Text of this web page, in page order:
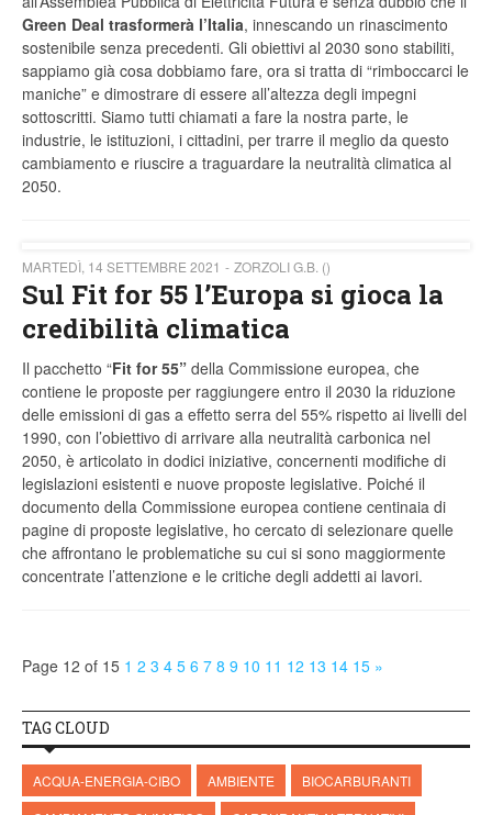
Green Deal trasformerà l’Italia, innescando un rinascimento
sostenibile senza precedenti. Gli obiettivi al 2030 sono stabiliti,
sappiamo già cosa dobbiamo fare, ora si tratta di “rimboccarci le
maniche” e dimostrare di essere all’altezza degli impegni
sottoscritti. Siamo tutti chiamati a fare la nostra parte, le
industrie, le istituzioni, i cittadini, per trarre il meglio da questo
cambiamento e riuscire a traguardare la neutralità climatica al
2050.
MARTEDÌ, 14 SETTEMBRE 2021 ZORZOLI G.B. ()
Sul Fit for 55 l’Europa si gioca la
credibilità climatica
Il pacchetto “Fit for 55” della Commissione europea, che
contiene le proposte per raggiungere entro il 2030 la riduzione
delle emissioni di gas a effetto serra del 55% rispetto ai livelli del
1990, con l’obiettivo di arrivare alla neutralità carbonica nel
2050, è articolato in dodici iniziative, concernenti modifiche di
legislazioni esistenti e nuove proposte legislative. Poiché il
documento della Commissione europea contiene centinaia di
pagine di proposte legislative, ho cercato di selezionare quelle
che affrontano le problematiche su cui si sono maggiormente
concentrate l’attenzione e le critiche degli addetti ai lavori.
Page 12 of 15 1 2 3 4 5 6 7 8 9 10 11 12 13 14 15 »
TAG CLOUD
ACQUA-ENERGIA-CIBO AMBIENTE
BIOCARBURANTI